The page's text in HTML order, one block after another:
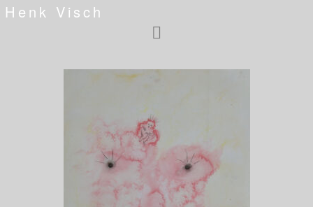
Henk Visch